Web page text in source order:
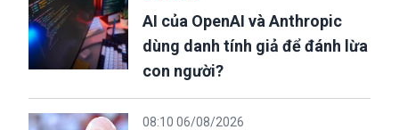
AI của OpenAI và Anthropic
dùng danh tính giả để đánh lừa
con người?
08:10 06/08/2026